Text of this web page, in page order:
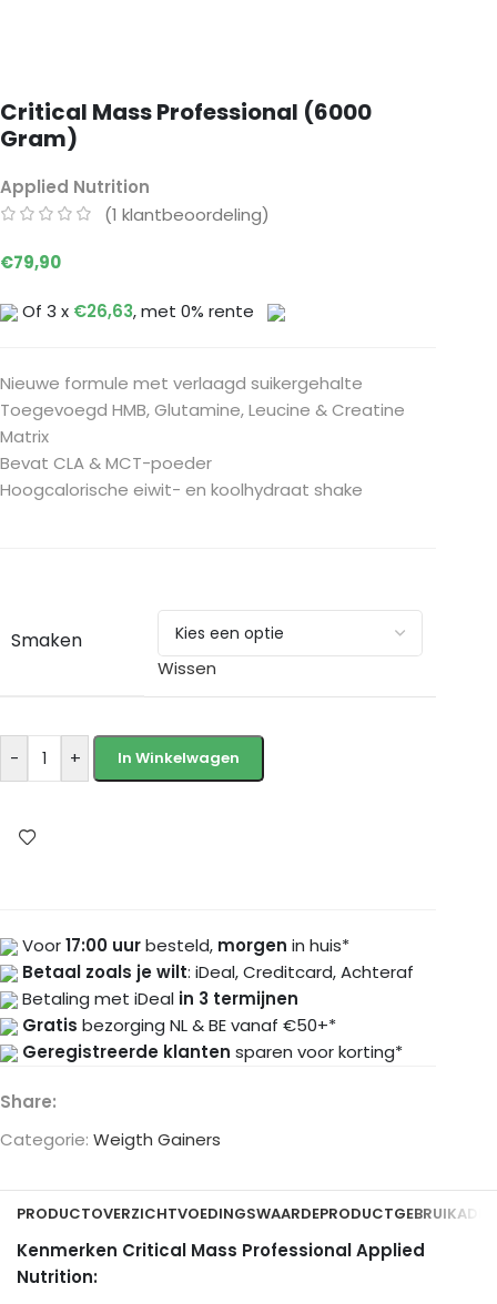
Critical Mass Professional (6000
Gram)
Applied Nutrition
(1 klantbeoordeling)
€79,90
Of 3 x €26,63, met 0% rente
Nieuwe formule met verlaagd suikergehalte
Toegevoegd HMB, Glutamine, Leucine & Creatine
Matrix
Bevat CLA & MCT-poeder
Hoogcalorische eiwit- en koolhydraat shake
Smaken
Wissen
- + In Winkelwagen
Voor17:00 uurbesteld, morgen in huis*
Betaal zoals je wilt: iDeal, Creditcard, Achteraf
Betaling met iDeal in 3 termijnen
Gratis bezorging NL & BE vanaf €50+*
Geregistreerde klanten sparen voor korting*
Share:
Categorie: Weigth Gainers
PRODUCTOVERZICHTVOEDINGSWAARDEPRODUCTGEBRUIK
Kenmerken Critical Mass Professional Applied
Nutrition: